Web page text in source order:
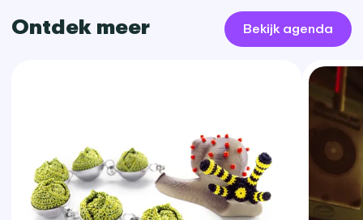
Ontdek meer Bekijk agenda